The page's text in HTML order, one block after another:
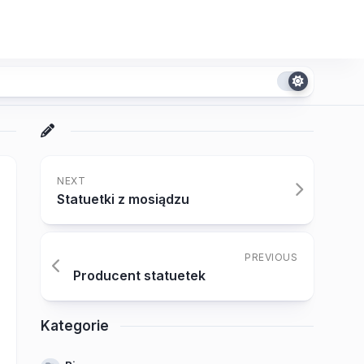
NEXT
Statuetki z mosiądzu
PREVIOUS
Producent statuetek
Kategorie